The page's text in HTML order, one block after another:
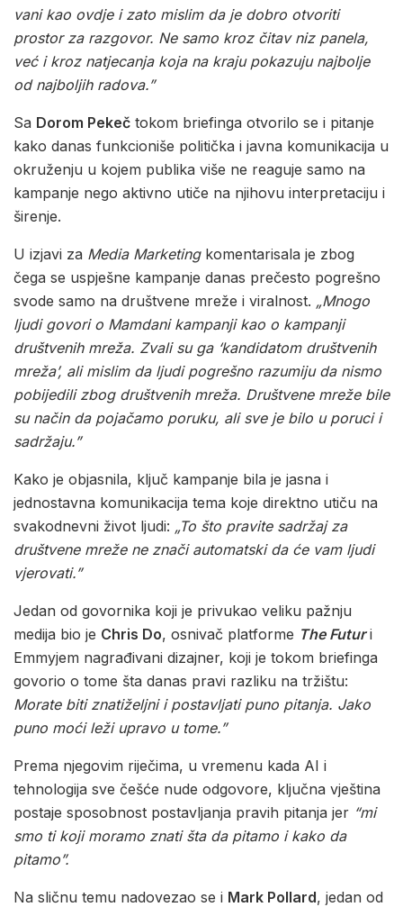
vani kao ovdje i zato mislim da je dobro otvoriti
prostor za razgovor. Ne samo kroz čitav niz panela,
već i kroz natjecanja koja na kraju pokazuju najbolje
od najboljih radova.”
Sa Dorom Pekeč tokom briefinga otvorilo se i pitanje
kako danas funkcioniše politička i javna komunikacija u
okruženju u kojem publika više ne reaguje samo na
kampanje nego aktivno utiče na njihovu interpretaciju i
širenje.
U izjavi za Media Marketingkomentarisala je zbog
čega se uspješne kampanje danas prečesto pogrešno
svode samo na društvene mreže i viralnost. „Mnogo
ljudi govori o Mamdani kampanji kao o kampanji
društvenih mreža. Zvali su ga ‘kandidatom društvenih
mreža’, ali mislim da ljudi pogrešno razumiju da nismo
pobijedili zbog društvenih mreža. Društvene mreže bile
su način da pojačamo poruku, ali sve je bilo u poruci i
sadržaju.”
Kako je objasnila, ključ kampanje bila je jasna i
jednostavna komunikacija tema koje direktno utiču na
svakodnevni život ljudi: „To što pravite sadržaj za
društvene mreže ne znači automatski da će vam ljudi
vjerovati.”
Jedan od govornika koji je privukao veliku pažnju
medija bio je Chris Do, osnivač platforme The Futur i
Emmyjem nagrađivani dizajner, koji je tokom briefinga
govorio o tome šta danas pravi razliku na tržištu:
Morate biti znatiželjni i postavljati puno pitanja. Jako
puno moći leži upravo u tome.”
Prema njegovim riječima, u vremenu kada AI i
tehnologija sve češće nude odgovore, ključna vještina
postaje sposobnost postavljanja pravih pitanja jer “mi
smo ti koji moramo znati šta da pitamo i kako da
pitamo”.
Na sličnu temu nadovezao se i Mark Pollard, jedan od